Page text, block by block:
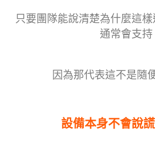
只要團隊能說清楚為什麼這
通常會支持
因為那代表這不是隨
設備本身不會說